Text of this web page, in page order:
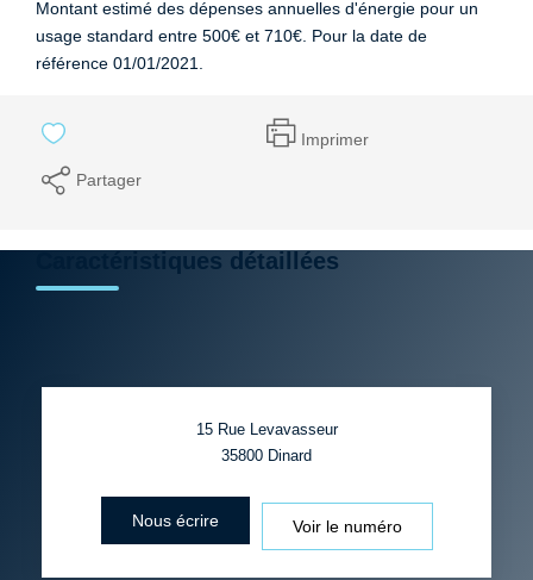
Montant estimé des dépenses annuelles d'énergie pour un
usage standard entre 500€ et 710€. Pour la date de
référence 01/01/2021.
Imprimer
Partager
Caractéristiques détaillées
15 Rue Levavasseur
35800 Dinard
Nous écrire Voir le numéro